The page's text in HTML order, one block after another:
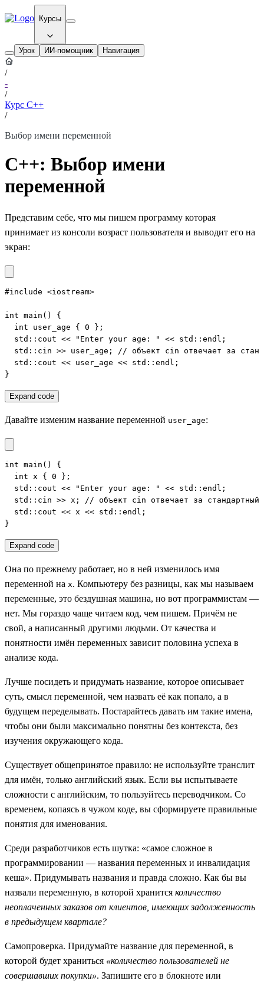
Курсы
Урок ИИ-помощник Навигация
/
-
/
Курс C++
/
Выбор имени переменной
С++: Выбор имени
переменной
Представим себе, что мы пишем программу которая
принимает из консоли возраст пользователя и выводит его на
экран:
#include <iostream>
int main() {
  int user_age { 0 };
  std::cout << "Enter your age: " << std::endl;
std::cin >> user_age; // объект cin отвечает за
  std::cout << user_age << std::endl;
}
Expand code
Давайте изменим название переменной user_age:
int main() {
  int x { 0 };
  std::cout << "Enter your age: " << std::endl;
std::cin >> x; // объект cin отвечает за стандартный
  std::cout << x << std::endl;
}
Expand code
Она по прежнему работает, но в ней изменилось имя
переменной на x. Компьютеру без разницы, как мы называем
переменные, это бездушная машина, но вот программистам —
нет. Мы гораздо чаще читаем код, чем пишем. Причём не
свой, а написанный другими людьми. От качества и
понятности имён переменных зависит половина успеха в
анализе кода.
Лучше посидеть и придумать название, которое описывает
суть, смысл переменной, чем назвать её как попало, а в
будущем переделывать. Постарайтесь давать им такие имена,
чтобы они были максимально понятны без контекста, без
изучения окружающего кода.
Существует общепринятое правило: не используйте транслит
для имён, только английский язык. Если вы испытываете
сложности с английским, то пользуйтесь переводчиком. Со
временем, копаясь в чужом коде, вы сформируете правильные
понятия для именования.
Среди разработчиков есть шутка: «самое сложное в
программировании — названия переменных и инвалидация
кеша». Придумывать названия и правда сложно. Как бы вы
назвали переменную, в которой хранится количество
неоплаченных заказов от клиентов, имеющих задолженность
в предыдущем квартале?
Самопроверка. Придумайте название для переменной, в
которой будет храниться «количество пользователей не
совершавших покупки». Запишите его в блокноте или